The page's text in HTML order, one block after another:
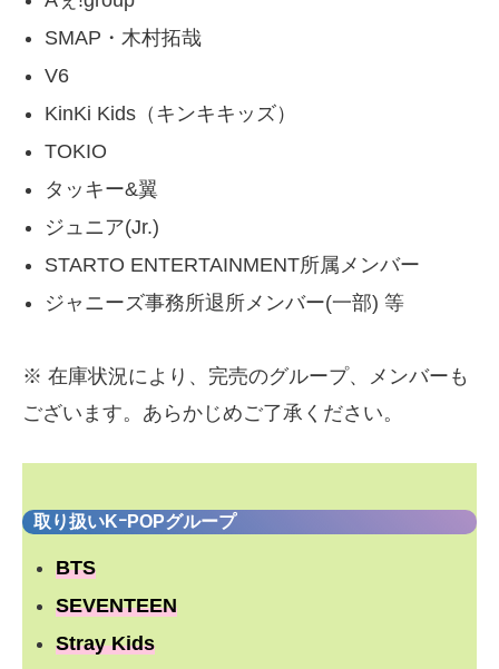
SMAP・木村拓哉
V6
KinKi Kids（キンキキッズ）
TOKIO
タッキー&翼
ジュニア(Jr.)
STARTO ENTERTAINMENT所属メンバー
ジャニーズ事務所退所メンバー(一部) 等
※ 在庫状況により、完売のグループ、メンバーも
ございます。あらかじめご了承ください。
取り扱いKｰPOPグループ
BTS
SEVENTEEN
Stray Kids